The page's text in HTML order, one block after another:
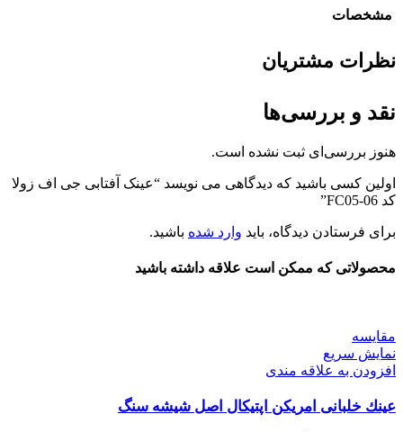
مشخصات
نظرات مشتریان
نقد و بررسی‌ها
هنوز بررسی‌ای ثبت نشده است.
اولین کسی باشید که دیدگاهی می نویسد “عینک آفتابی جی اف زولا
کد FC05-06”
برای فرستادن دیدگاه، باید وارد شده باشید.
محصولاتی که ممکن است علاقه داشته باشید
مقايسه
نمایش سریع
افزودن به علاقه مندی
عينك خلبانی امریکن اپتیکال اصل شیشه سنگ